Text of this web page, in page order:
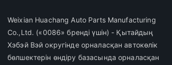
Weixian Huachang Auto Parts Manufacturing
Co.,Ltd. («0086» бренді үшін) - Қытайдың
Хэбэй Вэй округінде орналасқан автокөлік
бөлшектерін өндіру базасында орналасқан